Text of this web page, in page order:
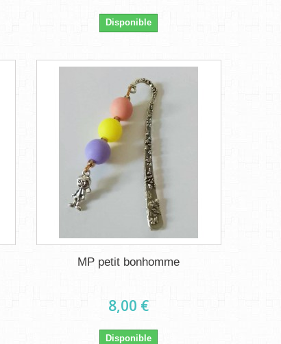
Disponible
MP petit bonhomme
8,00 €
Disponible